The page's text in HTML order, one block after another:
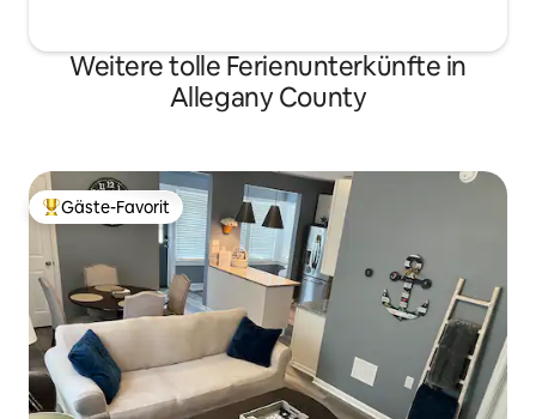
Weitere tolle Ferienunterkünfte in
Allegany County
Beliebter Gäste-Favorit.
Gäste-Favorit